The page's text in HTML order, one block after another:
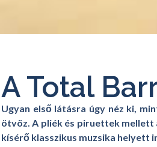
A Total
Ugyan első látásra úgy néz ki,
ötvöz. A pliék és piruettek mellett
kísérő klasszikus muzsika helyett